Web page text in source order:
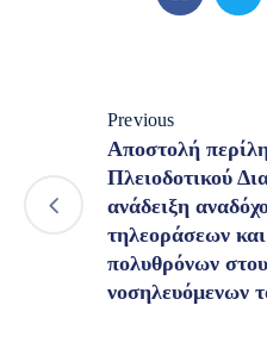
Previous
Αποστολή
Πλειοδοτικού
ανάδειξη
τηλεοράσεων
πολυθρόνων
νοσηλευόμενων